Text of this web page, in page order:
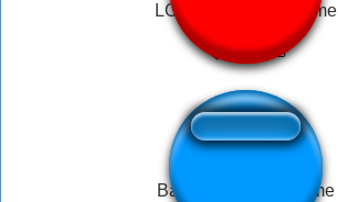
LOUD Keyboard Meme
Bad to the Bone Meme